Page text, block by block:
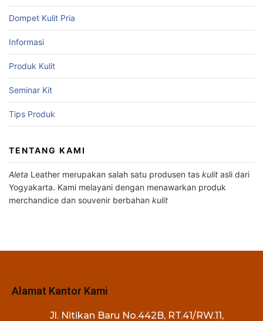
Dompet Kulit Pria
Informasi
Produk Kulit
Seminar Kit
Tips Produk
TENTANG KAMI
Aleta Leather merupakan salah satu produsen tas kulit asli dari
Yogyakarta. Kami melayani dengan menawarkan produk
merchandice dan souvenir berbahan kulit
Alamat Kantor Kami
Jl. Nitikan Baru No.442B, RT.41/RW.11,